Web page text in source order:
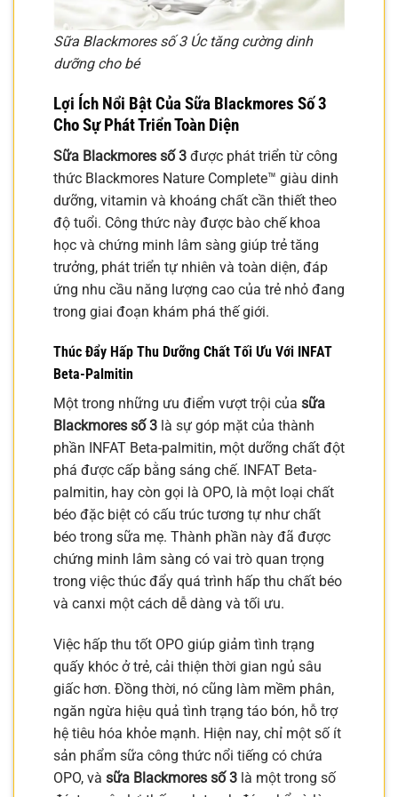
Sữa Blackmores số 3 Úc tăng cường dinh
dưỡng cho bé
Lợi Ích Nổi Bật Của Sữa Blackmores Số 3
Cho Sự Phát Triển Toàn Diện
Sữa Blackmores số 3 được phát triển từ công
thức Blackmores Nature Complete™ giàu dinh
dưỡng, vitamin và khoáng chất cần thiết theo
độ tuổi. Công thức này được bào chế khoa
học và chứng minh lâm sàng giúp trẻ tăng
trưởng, phát triển tự nhiên và toàn diện, đáp
ứng nhu cầu năng lượng cao của trẻ nhỏ đang
trong giai đoạn khám phá thế giới.
Thúc Đẩy Hấp Thu Dưỡng Chất Tối Ưu Với INFAT
Beta-Palmitin
Một trong những ưu điểm vượt trội của sữa
Blackmores số 3 là sự góp mặt của thành
phần INFAT Beta-palmitin, một dưỡng chất đột
phá được cấp bằng sáng chế. INFAT Beta-
palmitin, hay còn gọi là OPO, là một loại chất
béo đặc biệt có cấu trúc tương tự như chất
béo trong sữa mẹ. Thành phần này đã được
chứng minh lâm sàng có vai trò quan trọng
trong việc thúc đẩy quá trình hấp thu chất béo
và canxi một cách dễ dàng và tối ưu.
Việc hấp thu tốt OPO giúp giảm tình trạng
quấy khóc ở trẻ, cải thiện thời gian ngủ sâu
giấc hơn. Đồng thời, nó cũng làm mềm phân,
ngăn ngừa hiệu quả tình trạng táo bón, hỗ trợ
hệ tiêu hóa khỏe mạnh. Hiện nay, chỉ một số ít
sản phẩm sữa công thức nổi tiếng có chứa
OPO, và sữa Blackmores số 3 là một trong số